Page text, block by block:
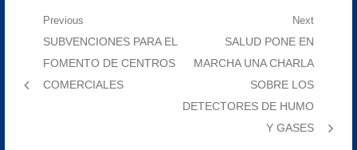
Navegación
entradas
Previous
Previous
post:
SUBVENCIONES PARA EL
FOMENTO DE CENTROS
COMERCIALES
Next
Next
post:
SALUD PONE EN
MARCHA UNA CHARLA
SOBRE LOS
DETECTORES DE HUMO
Y GASES